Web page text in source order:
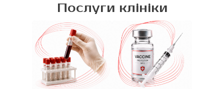
Послуги клініки